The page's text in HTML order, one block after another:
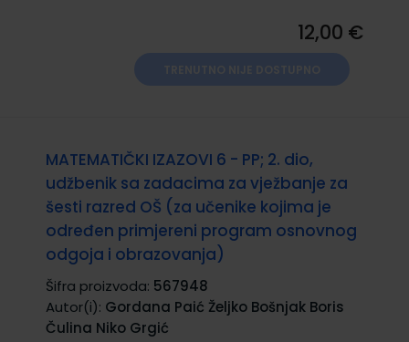
12,00 €
MATEMATIČKI IZAZOVI 6 - PP; 2. dio,
udžbenik sa zadacima za vježbanje za
šesti razred OŠ (za učenike kojima je
određen primjereni program osnovnog
odgoja i obrazovanja)
Šifra proizvoda: 567948
Autor(i): Gordana Paić Željko Bošnjak Boris
Čulina Niko Grgić